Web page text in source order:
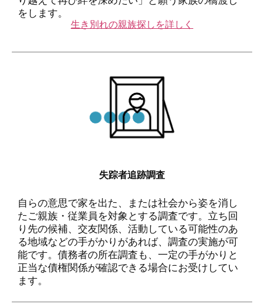
をします。
生き別れの親族探しを詳しく
失踪者追跡調査
自らの意思で家を出た、または社会から姿を消し
たご親族・従業員を対象とする調査です。立ち回
り先の候補、交友関係、活動している可能性のあ
る地域などの手がかりがあれば、調査の実施が可
能です。債務者の所在調査も、一定の手がかりと
正当な債権関係が確認できる場合にお受けしてい
ます。